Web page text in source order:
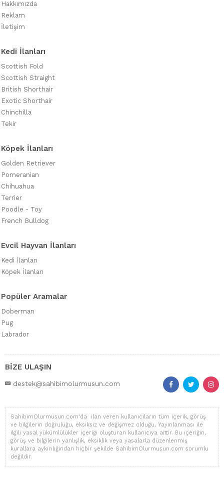
Hakkımızda
Reklam
İletişim
Kedi İlanları
Scottish Fold
Scottish Straight
British Shorthair
Exotic Shorthair
Chinchilla
Tekir
Köpek İlanları
Golden Retriever
Pomeranian
Chihuahua
Terrier
Poodle - Toy
French Bulldog
Evcil Hayvan İlanları
Kedi İlanları
Köpek İlanları
Popüler Aramalar
Doberman
Pug
Labrador
BİZE ULAŞIN
destek@sahibimolurmusun.com
SahibimOlurmusun.com'da ilan veren kullanıcıların tüm içerik, görüş
ve bilgilerin doğruluğu, eksiksiz ve değişmez olduğu, Yayınlanması ile
ilgili yasal yükümlülükler içeriği oluşturan kullanıcıya aittir. Bu içeriğin,
görüş ve bilgilerin yanlışlık, eksiklik veya yasalarla düzenlenmiş
kurallara aykırılığından hiçbir şekilde SahibimOlurmusun.com sorumlu
değildir.